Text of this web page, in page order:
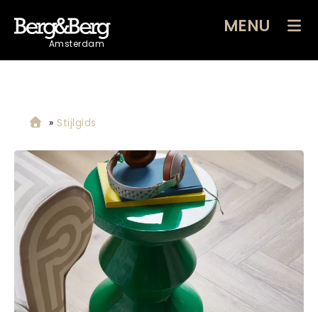
Amsterdam
MENU
» Stijlgids